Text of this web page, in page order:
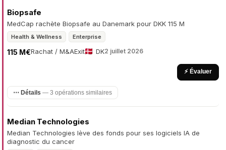
Biopsafe
MedCap rachète Biopsafe au Danemark pour DKK 115 M
Health & Wellness Enterprise
Rachat / M&A
115 M€ Exit DK2 juillet 2026
⚡ Évaluer
⋯ Détails — 3 opérations similaires
Median Technologies
Median Technologies lève des fonds pour ses logiciels IA de
diagnostic du cancer